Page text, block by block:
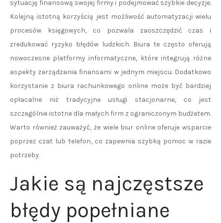
sytuację finansową swojej firmy i podejmować szybkie decyzje.
Kolejną istotną korzyścią jest możliwość automatyzacji wielu
procesów księgowych, co pozwala zaoszczędzić czas i
zredukować ryzyko błędów ludzkich. Biura te często oferują
nowoczesne platformy informatyczne, które integrują różne
aspekty zarządzania finansami w jednym miejscu. Dodatkowo
korzystanie z biura rachunkowego online może być bardziej
opłacalne niż tradycyjne usługi stacjonarne, co jest
szczególnie istotne dla małych firm z ograniczonym budżetem.
Warto również zauważyć, że wiele biur online oferuje wsparcie
poprzez czat lub telefon, co zapewnia szybką pomoc w razie
potrzeby.
Jakie są najczęstsze
błędy popełniane